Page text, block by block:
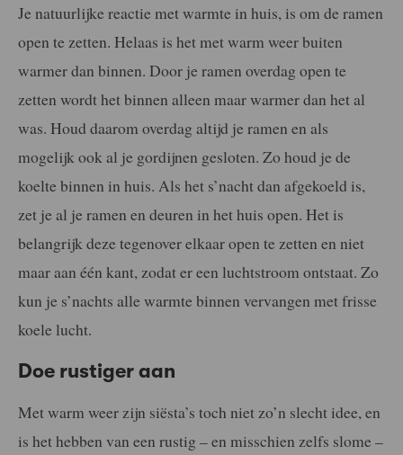
Je natuurlijke reactie met warmte in huis, is om de ramen
open te zetten. Helaas is het met warm weer buiten
warmer dan binnen. Door je ramen overdag open te
zetten wordt het binnen alleen maar warmer dan het al
was. Houd daarom overdag altijd je ramen en als
mogelijk ook al je gordijnen gesloten. Zo houd je de
koelte binnen in huis. Als het s’nacht dan afgekoeld is,
zet je al je ramen en deuren in het huis open. Het is
belangrijk deze tegenover elkaar open te zetten en niet
maar aan één kant, zodat er een luchtstroom ontstaat. Zo
kun je s’nachts alle warmte binnen vervangen met frisse
koele lucht.
Doe rustiger aan
Met warm weer zijn siësta’s toch niet zo’n slecht idee, en
is het hebben van een rustig – en misschien zelfs slome –